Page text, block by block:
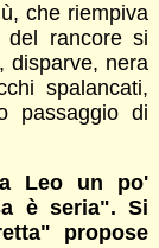
che riempiva
del rancore si
disparve, nera
spalancati,
passaggio di
Leo un po'
è seria". Si
propose